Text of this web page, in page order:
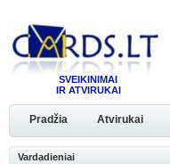
SVEIKINIMAI
IR ATVIRUKAI
Pradžia Atvirukai
Vardadieniai